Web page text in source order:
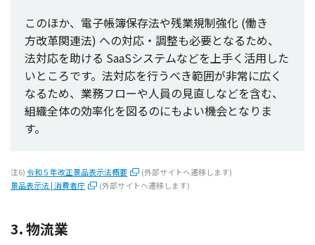
このほか、 電子帳簿保存法や残業規制強化 (働き
方改革関連法) への対応 ・ 調整も必要となるため、
法対応を助ける SaaSシステムなどを 上手く 活用した
いところです。 法対応を行うべき範囲が非常に広く
なるため、 業務フローや人員の見直しなどを含む、
組織全体の効率化を図るのにもよい機会となりま
す。
注6)令和５年改正景品表示法概要
(外部サイトへ遷移します)
景品表示法 | 消費者庁
(外部サイトへ遷移します)
3. 物流業